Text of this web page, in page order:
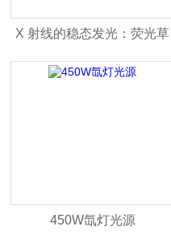
X 射线的稳态发光：荧光草
莓视频APP在线观看分析仪
450W氙灯光源